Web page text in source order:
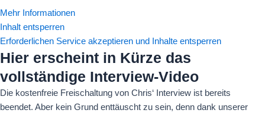
Mehr Informationen
Inhalt entsperren
Erforderlichen Service akzeptieren und Inhalte entsperren
Hier erscheint in Kürze das
vollständige Interview-Video
Die kostenfreie Freischaltung von Chris‘ Interview ist bereits
beendet. Aber kein Grund enttäuscht zu sein, denn dank unserer